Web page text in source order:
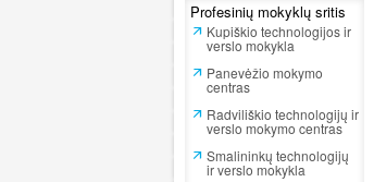
Profesinių mokyklų sritis
Kupiškio technologijos ir
verslo mokykla
Panevėžio mokymo
centras
Radviliškio technologijų ir
verslo mokymo centras
Smalininkų technologijų
ir verslo mokykla